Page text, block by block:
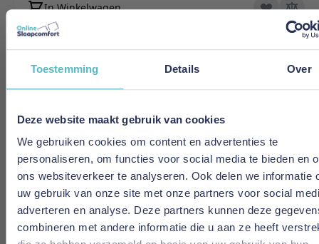
Toestemming Details Over
Deze website maakt gebruik van cookies
We gebruiken cookies om content en advertenties te
personaliseren, om functies voor social media te bieden en
ons websiteverkeer te analyseren. Ook delen we informatie
uw gebruik van onze site met onze partners voor social
adverteren en analyse. Deze partners kunnen deze
combineren met andere informatie die u aan ze heeft
In Winkelwagen